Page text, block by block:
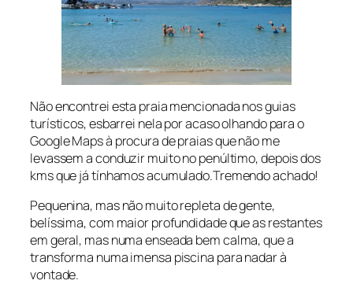
Não encontrei esta praia mencionada nos guias
turísticos, esbarrei nela por acaso olhando para o
Google Maps à procura de praias que não me
levassem a conduzir muito no penúltimo, depois dos
kms que já tínhamos acumulado.Tremendo achado!
Pequenina, mas não muito repleta de gente,
belíssima, com maior profundidade que as restantes
em geral, mas numa enseada bem calma, que a
transforma numa imensa piscina para nadar à
vontade.